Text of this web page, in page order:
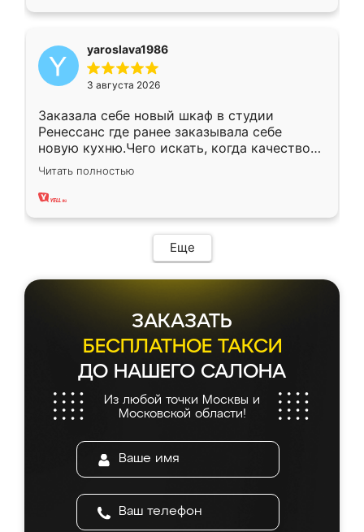
yaroslava1986
3 августа 2026
Заказала себе новый шкаф в студии
Ренессанс где ранее заказывала себе
новую кухню.Чего искать, когда качеством
вполне довольна. Служит кухня уже почти
два года, нареканий нет.
Читать полностью
Еще
ЗАКАЗАТЬ
БЕСПЛАТНОЕ ТАКСИ
ДО НАШЕГО САЛОНА
Из любой точки Москвы и
Московской области!